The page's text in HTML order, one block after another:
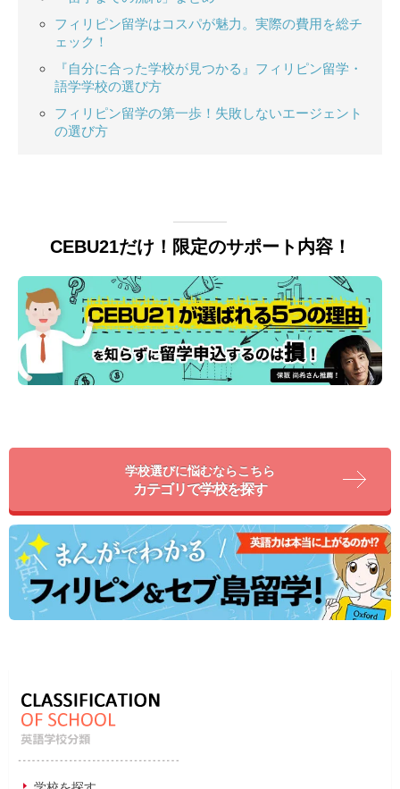
フィリピン留学はコスパが魅力。実際の費用を総チ
ェック！
『自分に合った学校が見つかる』フィリピン留学・
語学学校の選び方
フィリピン留学の第一歩！失敗しないエージェント
の選び方
CEBU21だけ！限定のサポート内容！
学校選びに悩むならこちら
カテゴリで学校を探す